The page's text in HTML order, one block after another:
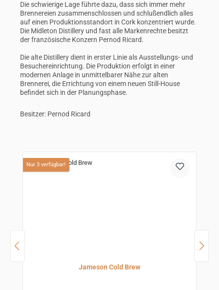
Die schwierige Lage führte dazu, dass sich immer mehr
Brennereien zusammenschlossen und schlußendlich alles
auf einen Produktionsstandort in Cork konzentriert wurde.
Die Midleton Distillery und fast alle Markenrechte besitzt
der französische Konzern Pernod Ricard.
Die alte Distillery dient in erster Linie als Ausstellungs- und
Besuchereinrichtung. Die Produktion erfolgt in einer
modernen Anlage in unmittelbarer Nähe zur alten
Brennerei, die Errichtung von einem neuen Still-House
befindet sich in der Planungsphase.
Besitzer: Pernod Ricard
Nur 3 verfügbar!
Jameson Cold Brew